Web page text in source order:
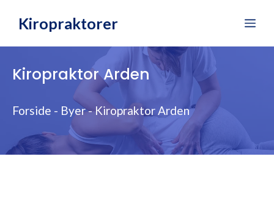
Kiropraktorer
Kiropraktor Arden
Forside - Byer-Kiropraktor Arden